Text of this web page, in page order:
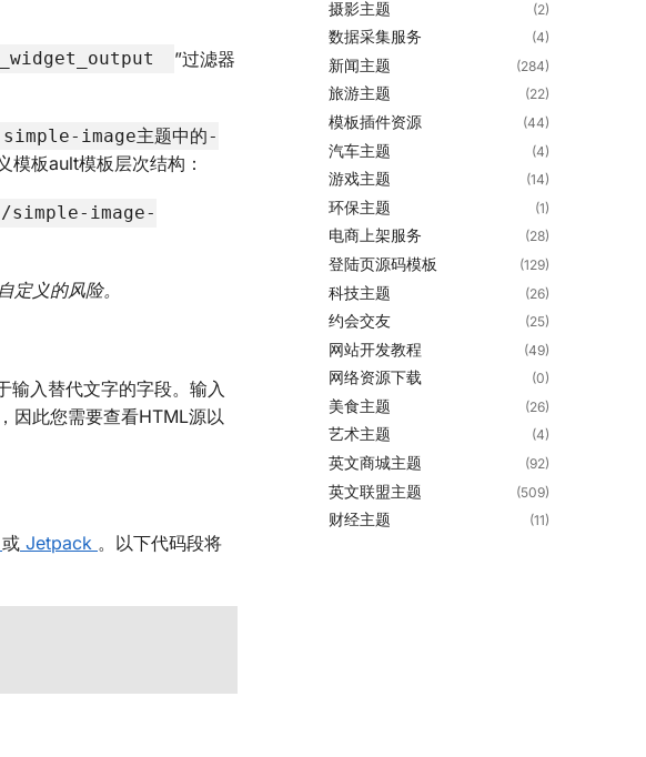
”过滤器
image主题中的-
模板ault模板层次结构：
simple-image-
定义的风险。
输入替代文字的字段。输入
因此您需要查看HTML源以
或 Jetpack 。以下代码段将
摄影主题 (2)
数据采集服务 (4)
新闻主题 (284)
旅游主题 (22)
模板插件资源 (44)
汽车主题 (4)
游戏主题 (14)
环保主题 (1)
电商上架服务 (28)
登陆页源码模板 (129)
科技主题 (26)
约会交友 (25)
网站开发教程 (49)
网络资源下载 (0)
美食主题 (26)
艺术主题 (4)
英文商城主题 (92)
英文联盟主题 (509)
财经主题 (11)